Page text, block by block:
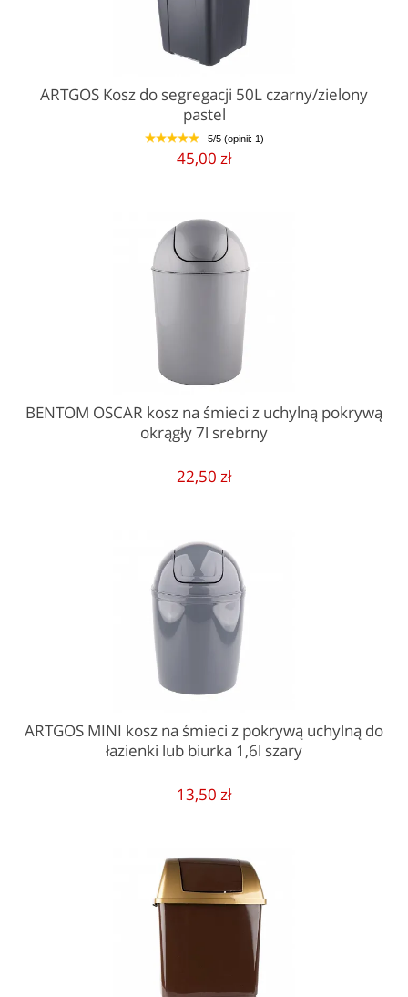
ARTGOS Kosz do segregacji 50L czarny/zielony
pastel
1 2 3 4 5 5/5 (opinii: 1)
45,00 zł
BENTOM OSCAR kosz na śmieci z uchylną pokrywą
okrągły 7l srebrny
22,50 zł
ARTGOS MINI kosz na śmieci z pokrywą uchylną do
łazienki lub biurka 1,6l szary
13,50 zł